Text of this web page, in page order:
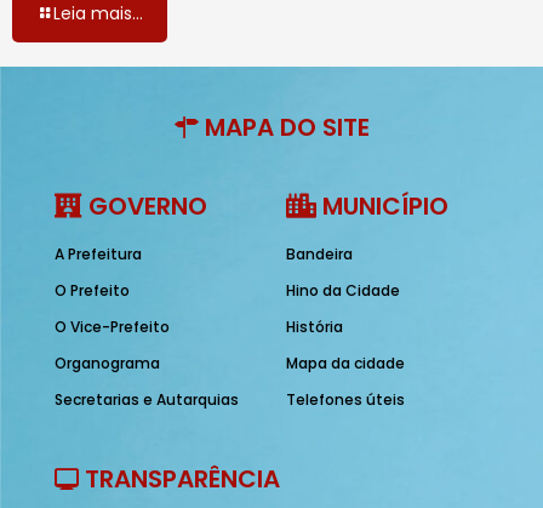
Leia mais...
MAPA DO SITE
GOVERNO
A Prefeitura
O Prefeito
O Vice-Prefeito
Organograma
Secretarias e Autarquias
MUNICÍPIO
Bandeira
Hino da Cidade
História
Mapa da cidade
Telefones úteis
TRANSPARÊNCIA